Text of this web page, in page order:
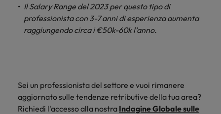
Il Salary Range del 2023 per questo tipo di
professionista con 3-7 anni di esperienza aumenta
raggiungendo circa i €50k-60k l’anno.
Sei un professionista del settore e vuoi rimanere
aggiornato sulle tendenze retributive della tua area?
Richiedi l'accesso alla nostra Indagine Globale sulle